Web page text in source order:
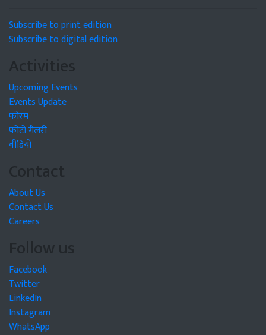
Subscribe to print edition
Subscribe to digital edition
Activities
Upcoming Events
Events Update
फोरम
फोटो गैलरी
वीडियो
Contact
About Us
Contact Us
Careers
Follow us
Facebook
Twitter
LinkedIn
Instagram
WhatsApp